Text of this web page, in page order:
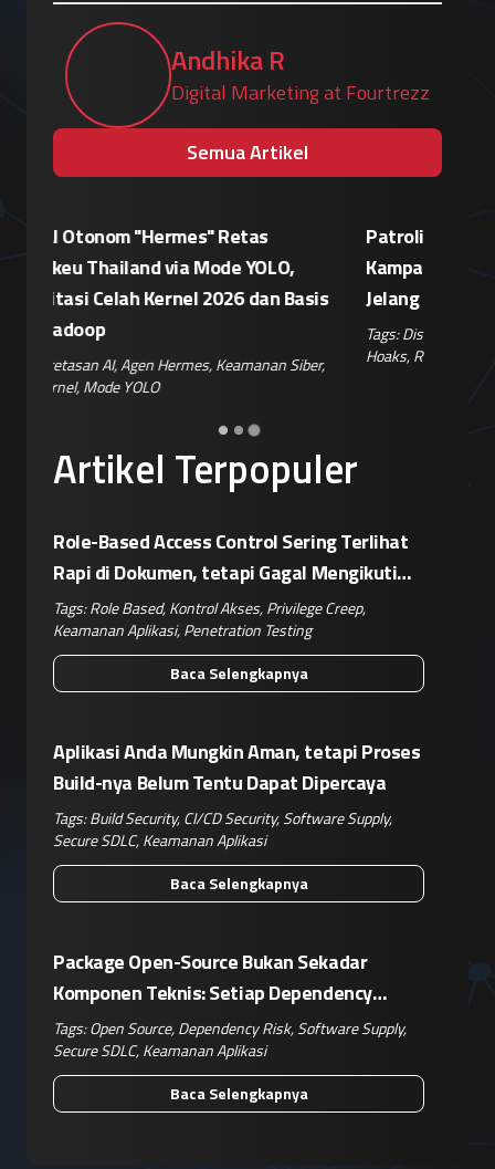
Andhika R
Digital Marketing at Fourtrezz
Semua Artikel
Artikel Terpopuler
Role-Based Access Control Sering Terlihat
Rapi di Dokumen, tetapi Gagal Mengikuti
Operasional Nyata
Tags:Role Based,Kontrol Akses,Privilege Creep,
Keamanan Aplikasi,Penetration Testing
Baca Selengkapnya
Aplikasi Anda Mungkin Aman, tetapi Proses
Build-nya Belum Tentu Dapat Dipercaya
Tags:Build Security,CI/CD Security,Software Supply,
Secure SDLC,Keamanan Aplikasi
Baca Selengkapnya
Package Open-Source Bukan Sekadar
Komponen Teknis: Setiap Dependency
Adalah Keputusan Risiko Bisnis
Tags:Open Source,Dependency Risk,Software Supply,
Secure SDLC,Keamanan Aplikasi
Baca Selengkapnya
Patroli Siber Polda Metro Jaya Netralisir
Kampanye Disinformasi Hoaks di TikTok
Jelang 17 Agustus
Tags:Disinformasi TikTok
Penanganan
Hoaks
Risiko Digital Reputasi Merek